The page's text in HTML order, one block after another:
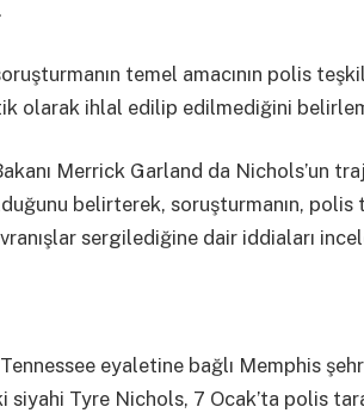
temel amacının polis
olarak ihlal edilip edilmediğini
Merrick Garland da Nichols’un
belirterek, soruşturmanın, polis
sergilediğine dair iddiaları
Tennessee eyaletine bağlı Memphis
siyahi Tyre Nichols, 7 Ocak’ta polis